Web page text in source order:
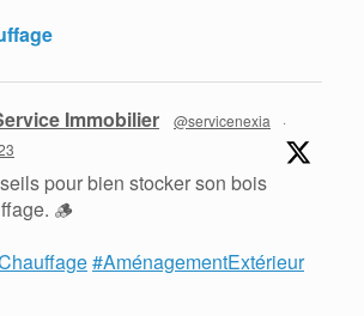
Immobilier @servicenexia
·
pour bien stocker son bois
🪵
#AménagementExtérieur